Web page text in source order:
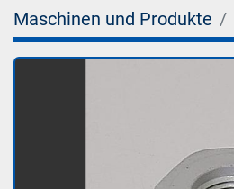
Maschinen und Produkte